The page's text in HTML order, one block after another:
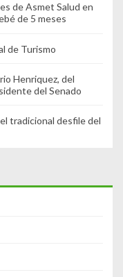
de Asmet Salud en
de 5 meses
de Turismo
Henriquez, del
del Senado
tradicional desfile del